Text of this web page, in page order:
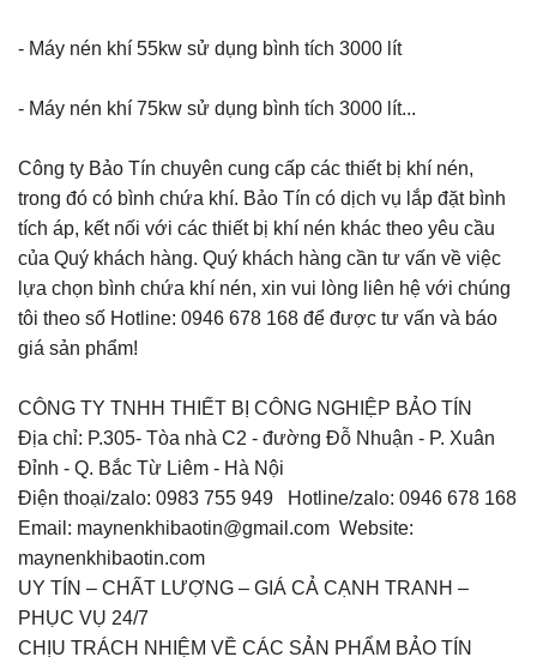
- Máy nén khí 55kw sử dụng bình tích 3000 lít
- Máy nén khí 75kw sử dụng bình tích 3000 lít...
Công ty Bảo Tín chuyên cung cấp các thiết bị khí nén,
trong đó có bình chứa khí. Bảo Tín có dịch vụ lắp đặt bình
tích áp, kết nối với các thiết bị khí nén khác theo yêu cầu
của Quý khách hàng. Quý khách hàng cần tư vấn về việc
lựa chọn bình chứa khí nén, xin vui lòng liên hệ với chúng
tôi theo số Hotline: 0946 678 168 để được tư vấn và báo
giá sản phẩm!
CÔNG TY TNHH THIẾT BỊ CÔNG NGHIỆP BẢO TÍN
Địa chỉ: P.305- Tòa nhà C2 - đường Đỗ Nhuận - P. Xuân
Đỉnh - Q. Bắc Từ Liêm - Hà Nội
Điện thoại/zalo: 0983 755 949 Hotline/zalo: 0946 678 168
Email: maynenkhibaotin@gmail.com Website:
maynenkhibaotin.com
UY TÍN – CHẤT LƯỢNG – GIÁ CẢ CẠNH TRANH –
PHỤC VỤ 24/7
CHỊU TRÁCH NHIỆM VỀ CÁC SẢN PHẨM BẢO TÍN